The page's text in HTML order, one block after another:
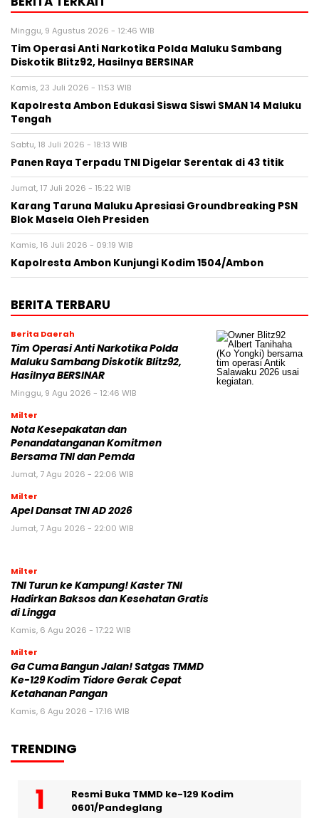
Minggu, 9 Agustus 2026 - 12:46 WIB
Tim Operasi Anti Narkotika Polda Maluku Sambang
Diskotik Blitz92, Hasilnya BERSINAR
Kamis, 23 Juli 2026 - 11:53 WIB
Kapolresta Ambon Edukasi Siswa Siswi SMAN 14 Maluku
Tengah
Sabtu, 18 Juli 2026 - 18:13 WIB
Panen Raya Terpadu TNI Digelar Serentak di 43 titik
Jumat, 17 Juli 2026 - 15:22 WIB
Karang Taruna Maluku Apresiasi Groundbreaking PSN
Blok Masela Oleh Presiden
Kamis, 16 Juli 2026 - 09:19 WIB
Kapolresta Ambon Kunjungi Kodim 1504/Ambon
BERITA TERBARU
Berita Daerah
Tim Operasi Anti Narkotika Polda
Maluku Sambang Diskotik Blitz92,
Hasilnya BERSINAR
Minggu, 9 Agu 2026 - 12:46 WIB
Milter
Nota Kesepakatan dan
Penandatanganan Komitmen
Bersama TNI dan Pemda
Jumat, 7 Agu 2026 - 22:06 WIB
Milter
Apel Dansat TNI AD 2026
Jumat, 7 Agu 2026 - 22:00 WIB
Milter
TNI Turun ke Kampung! Kaster TNI
Hadirkan Baksos dan Kesehatan Gratis
di Lingga
Kamis, 6 Agu 2026 - 17:22 WIB
Milter
Ga Cuma Bangun Jalan! Satgas TMMD
Ke-129 Kodim Tidore Gerak Cepat
Ketahanan Pangan
Kamis, 6 Agu 2026 - 17:16 WIB
TRENDING
Resmi Buka TMMD ke-129 Kodim
0601/Pandeglang